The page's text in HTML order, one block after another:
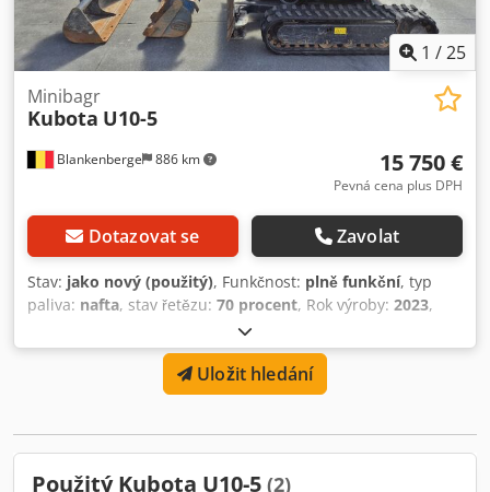
1 /25
Blankenberge 886 km
Minibagr
Kubota U10-5
15 750 €
Pevná cena plus DPH
Dotazovat se Zavolat
Stav: jako nový (použitý), Funkčnost: plně funkční, typ
paliva: nafta, stav řetězu: 70 procent, Rok výroby: 2023,
, Vybavení:
rychlovýměnný systém 3 výkopové lopaty červený klíč
Crjdpfx Amezf Ea Rehef osvědčení CE
Uložit hledání
Použitý Kubota U10-5 (2)